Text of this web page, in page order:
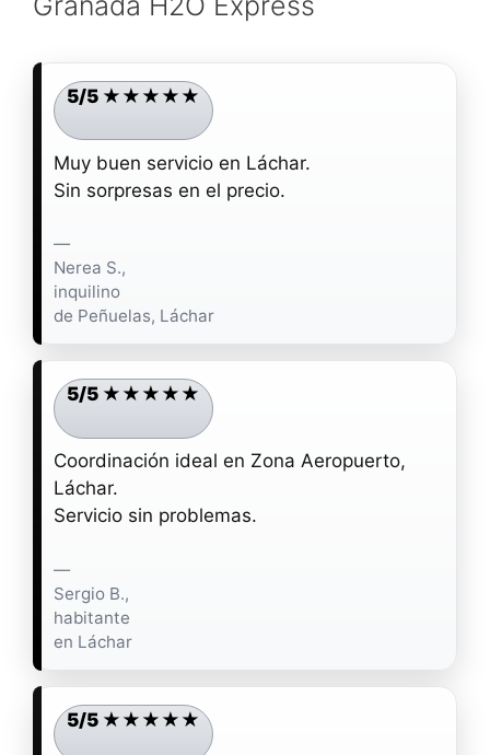
5/5 ★★★★★
Muy buen servicio en Láchar.
Sin sorpresas en el precio.
—
Nerea S.,
inquilino
de Peñuelas, Láchar
5/5 ★★★★★
Coordinación ideal en Zona Aeropuerto,
Láchar.
Servicio sin problemas.
—
Sergio B.,
habitante
en Láchar
5/5 ★★★★★